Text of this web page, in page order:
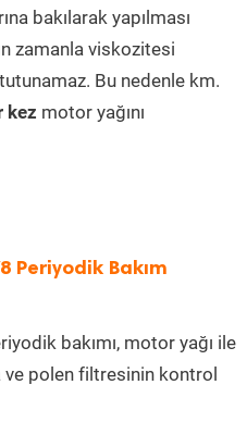
bakılarak yapılması
zamanla viskozitesi
Bu nedenle km.
kez motor yağını
Periyodik Bakım
bakımı, motor yağı ile
polen filtresinin kontrol